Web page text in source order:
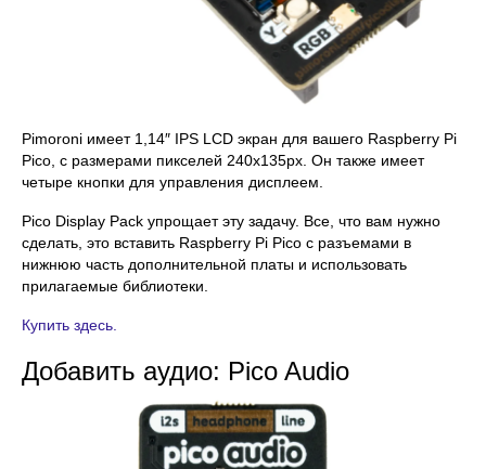
Pimoroni имеет 1,14″ IPS LCD экран для вашего Raspberry Pi
Pico, с размерами пикселей 240x135px. Он также имеет
четыре кнопки для управления дисплеем.
Pico Display Pack упрощает эту задачу. Все, что вам нужно
сделать, это вставить Raspberry Pi Pico с разъемами в
нижнюю часть дополнительной платы и использовать
прилагаемые библиотеки.
Купить здесь.
Добавить аудио: Pico Audio